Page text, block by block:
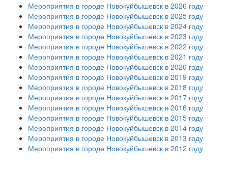
Мероприятия в городе Новокуйбышевск в 2026 году
Мероприятия в городе Новокуйбышевск в 2025 году
Мероприятия в городе Новокуйбышевск в 2024 году
Мероприятия в городе Новокуйбышевск в 2023 году
Мероприятия в городе Новокуйбышевск в 2022 году
Мероприятия в городе Новокуйбышевск в 2021 году
Мероприятия в городе Новокуйбышевск в 2020 году
Мероприятия в городе Новокуйбышевск в 2019 году
Мероприятия в городе Новокуйбышевск в 2018 году
Мероприятия в городе Новокуйбышевск в 2017 году
Мероприятия в городе Новокуйбышевск в 2016 году
Мероприятия в городе Новокуйбышевск в 2015 году
Мероприятия в городе Новокуйбышевск в 2014 году
Мероприятия в городе Новокуйбышевск в 2013 году
Мероприятия в городе Новокуйбышевск в 2012 году